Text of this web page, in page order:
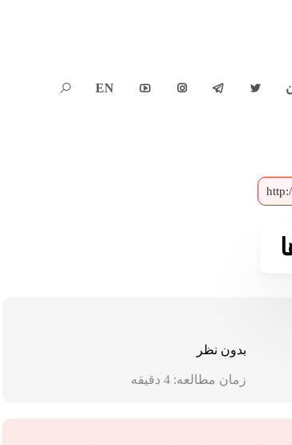




EN

بدون نظر
زمان مطالعه: 4 دقیقه